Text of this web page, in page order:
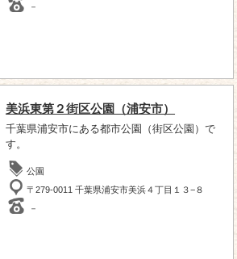
－
美浜東第２街区公園（浦安市）
千葉県浦安市にある都市公園（街区公園）で
す。
公園
〒279-0011 千葉県浦安市美浜４丁目１３−８
－